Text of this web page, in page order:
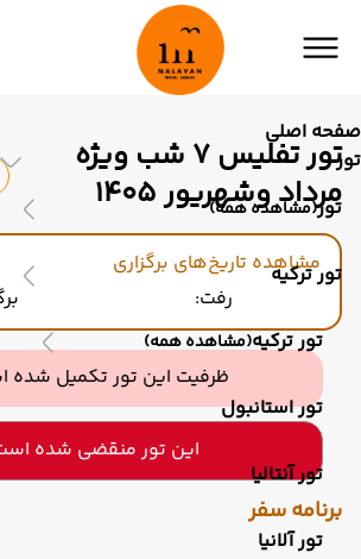
صفحه اصلی
تور
تور(مشاهده همه)
تور ترکیه
تور ترکیه(مشاهده همه)
تور استانبول
تور آنتالیا
تور آلانیا
تور تفلیس ۷ شب ویژه
مرداد وشهریور 1405
مشاهده تاریخ‌های برگزاری
رفت:
ظرفیت این تور تکمیل شده
این تور منقضی شده
برنامه سفر